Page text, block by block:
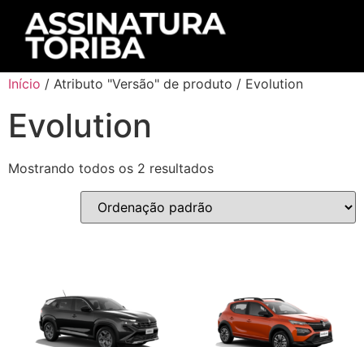
Início / Atributo "Versão" de produto / Evolution
Evolution
Mostrando todos os 2 resultados